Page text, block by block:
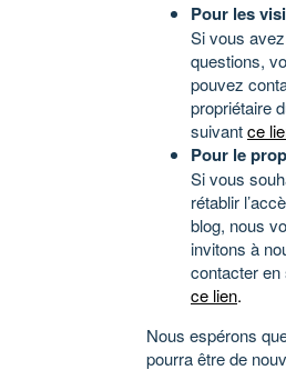
Pour les
Si vous
questions,
pouvez
propriétaire
suivantce
Pour le
Si vous
rétablir
blog, nous
invitons à
contacter en
ce lien.
Nous espérons
pourra être de